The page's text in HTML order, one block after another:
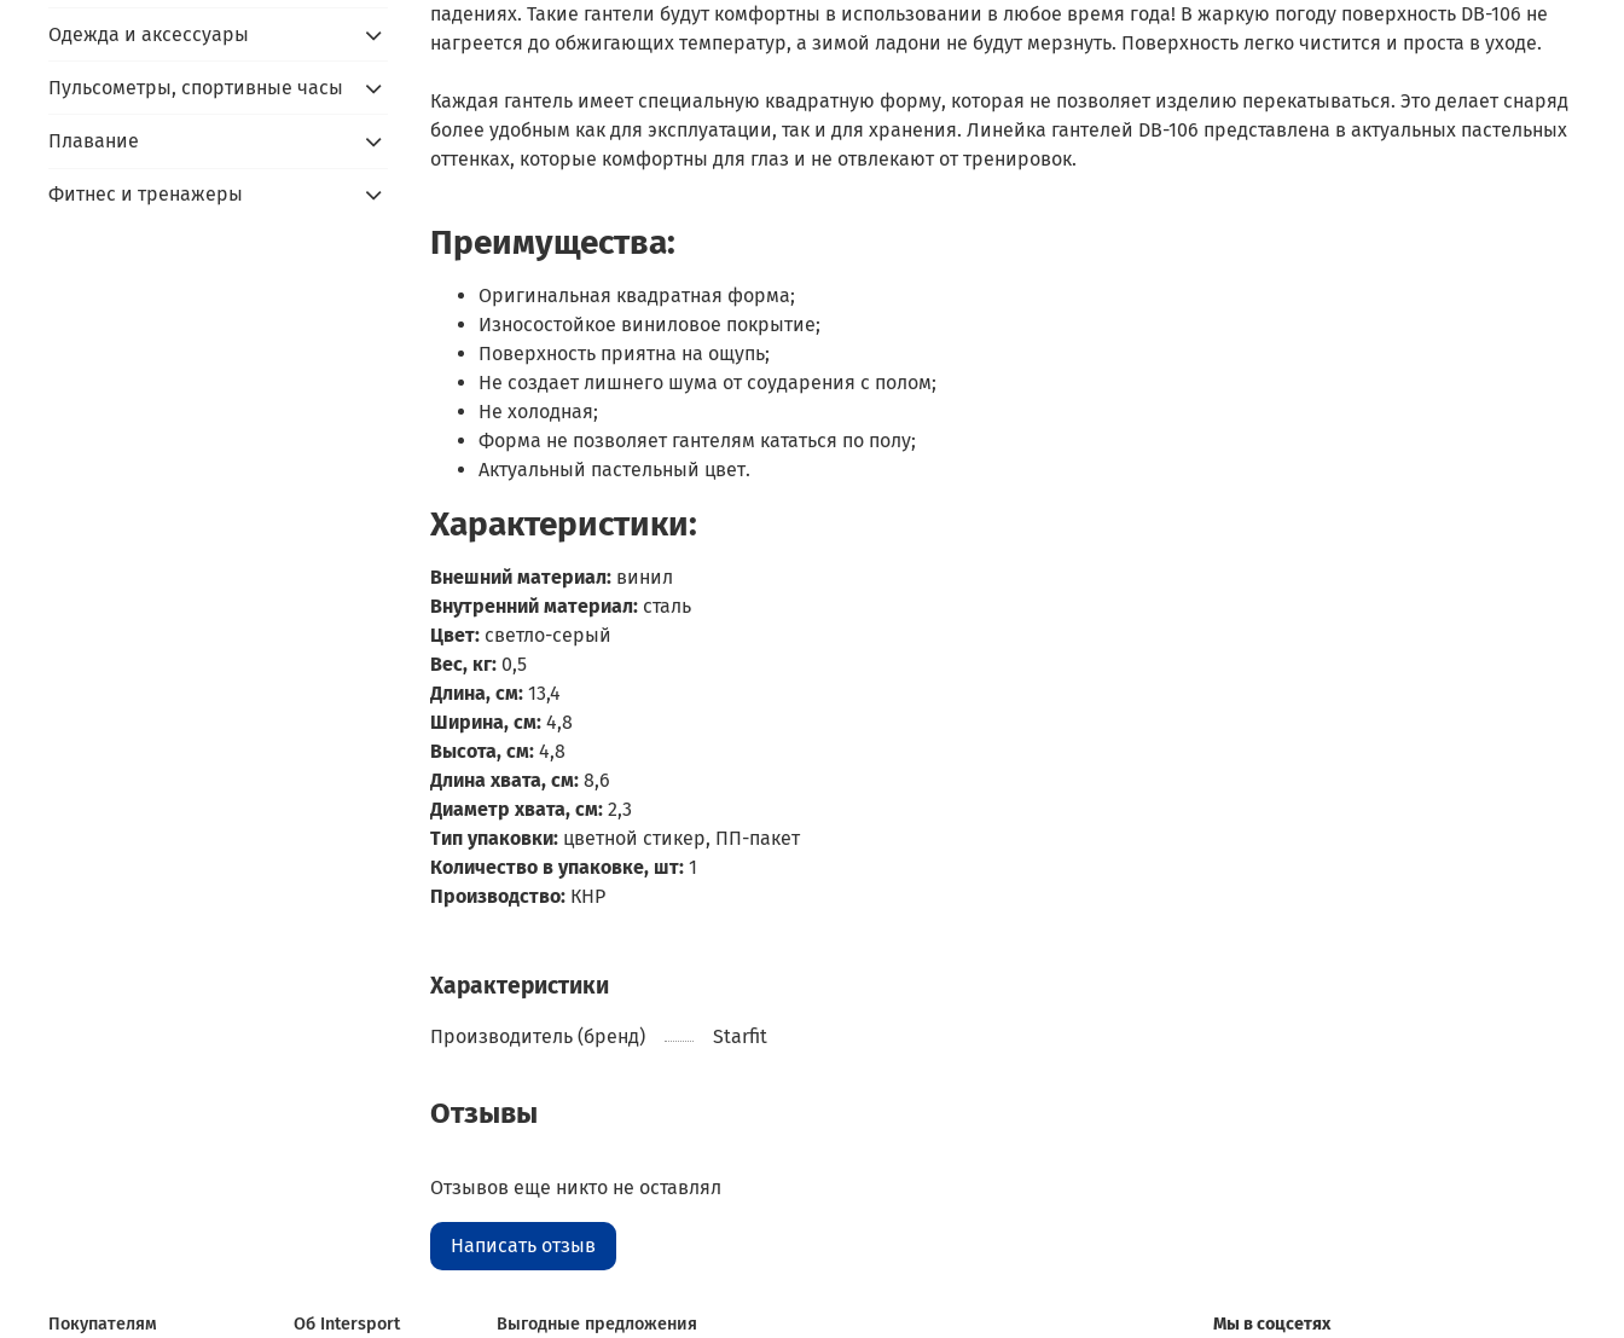
падениях. Такие гантели будут комфортны в использовании в любое время года! В жаркую погоду поверхность DB-106 не
нагреется до обжигающих температур, а зимой ладони не будут мерзнуть. Поверхность легко чистится и проста в уходе.
Каждая гантель имеет специальную квадратную форму, которая не позволяет изделию перекатываться. Это делает снаряд
более удобным как для эксплуатации, так и для хранения. Линейка гантелей DB-106 представлена в актуальных пастельных
оттенках, которые комфортны для глаз и не отвлекают от тренировок.
Преимущества:
Оригинальная квадратная форма;
Износостойкое виниловое покрытие;
Поверхность приятна на ощупь;
Не создает лишнего шума от соударения с полом;
Не холодная;
Форма не позволяет гантелям кататься по полу;
Актуальный пастельный цвет.
Характеристики:
Внешний материал:винил
Внутренний материал:сталь
Цвет:светло-серый
Вес, кг:0,5
Длина, см:13,4
Ширина, см:4,8
Высота, см:4,8
Длина хвата, см:8,6
Диаметр хвата, см:2,3
Тип упаковки:цветной стикер, ПП-пакет
Количество в упаковке, шт:1
Производство:КНР
Характеристики
Производитель (бренд) Starfit
Отзывы
Отзывов еще никто не оставлял
Написать отзыв
Одежда и аксессуары
Пульсометры, спортивные часы
Плавание
Фитнес и тренажеры
Покупателям Об Intersport Выгодные предложения Мы в соцсетях